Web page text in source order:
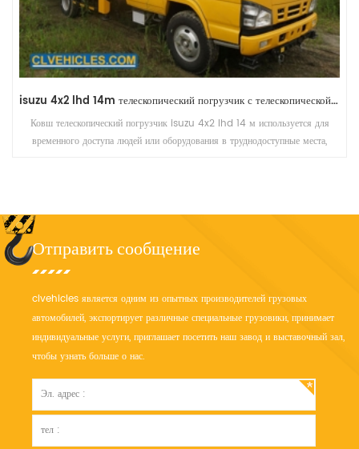
isuzu 4x2 lhd 14m телескопический погрузчик с телескопической стрелой
Ковш телескопический погрузчик isuzu 4x2 lhd 14 м используется для
временного доступа людей или оборудования в труднодоступные места,
Отправить сообщение
clvehicles является одним из опытных производителей грузовых
автомобилей, экспортирует различные специальные грузовики, принимает
индивидуальные услуги, приглашает посетить наш завод и выставочный зал,
чтобы узнать больше о нас.